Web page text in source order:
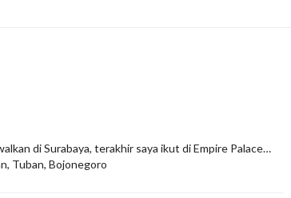
di Surabaya, terakhir saya ikut di Empire Palace…
Tuban, Bojonegoro